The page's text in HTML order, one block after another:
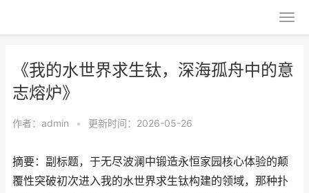
《我的水世界求生钛，深海孤舟中的意
志熔炉》
作者： admin • 更新时间：2026-05-26
摘要：副标题，于无尽波澜中锻造永恒家园核心体验的颠
覆性突破初次进入我的水世界求生钛构建的领域，那种扑